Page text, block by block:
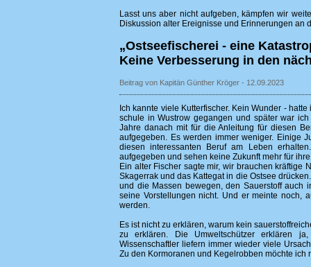
Lasst uns aber nicht aufgeben, kämpfen wir
Diskussion alter Ereignisse und Erinnerungen an
„Ostseefischerei - eine
Keine Verbesserung in den
Beitrag von Kapitän Günther Kröger - 12.09.2023
Ich kannte viele Kutterfischer. Kein Wunder -
schule in Wustrow gegangen und später war
Jahre danach mit für die Anleitung für diesen
aufgegeben. Es werden immer weniger. Einige
diesen interessanten Beruf am Leben
aufgegeben und sehen keine Zukunft mehr für
Ein alter Fischer sagte mir, wir brauchen kräftige
Skagerrak und das Kattegat in die Ostsee
und die Massen bewegen, den Sauerstoff auch
seine Vorstellungen nicht. Und er meinte noch,
werden.
Es ist nicht zu erklären, warum kein
zu erklären. Die Umweltschützer erklären
Wissenschaftler liefern immer wieder viele
Zu den Kormoranen und Kegelrobben möchte